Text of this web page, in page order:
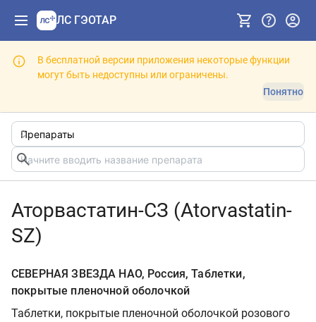
ЛС ГЭОТАР
В бесплатной версии приложения некоторые функции
могут быть недоступны или ограничены.
Понятно
Аторвастатин-СЗ (Atorvastatin-
SZ)
СЕВЕРНАЯ ЗВЕЗДА НАО, Россия, Таблетки,
покрытые пленочной оболочкой
Таблетки, покрытые пленочной оболочкой розового